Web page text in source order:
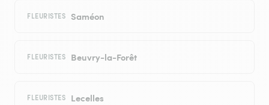
FLEURISTES Saméon
FLEURISTES Beuvry-la-Forêt
FLEURISTES Lecelles